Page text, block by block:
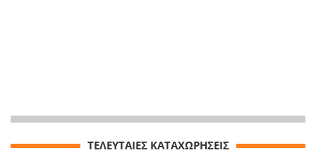
ΤΕΛΕΥΤΑΙΕΣ ΚΑΤΑΧΩΡΗΣΕΙΣ